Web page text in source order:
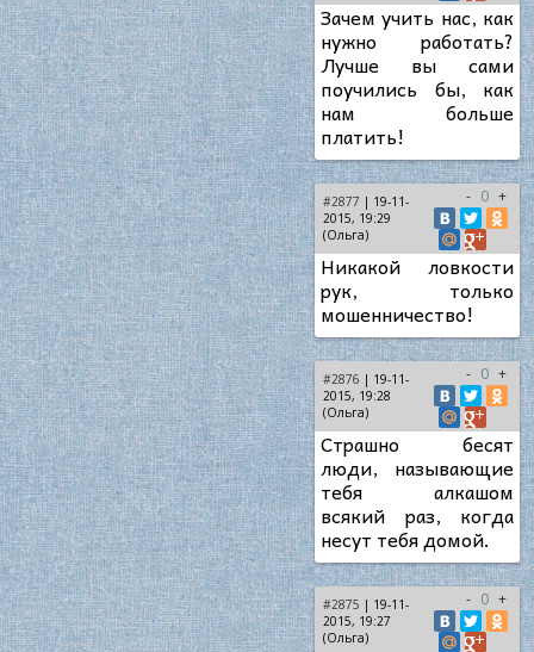
Зачем учить нас, как
нужно работать?
Лучше вы сами
поучились бы, как
нам больше
платить!
#2877 | 19-11-
2015, 19:29
(Ольга)
- 0 +
Никакой ловкости
рук, только
мошенничество!
#2876 | 19-11-
2015, 19:28
(Ольга)
- 0 +
Страшно бесят
люди, называющие
тебя алкашом
всякий раз, когда
несут тебя домой.
#2875 | 19-11-
2015, 19:27
(Ольга)
- 0 +